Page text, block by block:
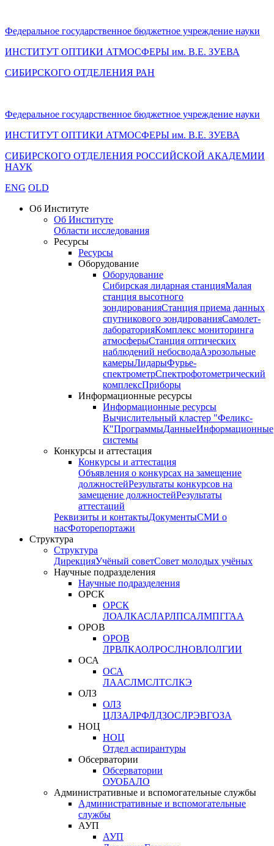
Федеральное государственное бюджетное учреждение науки
ИНСТИТУТ ОПТИКИ АТМОСФЕРЫ им. В.Е. ЗУЕВА
СИБИРСКОГО ОТДЕЛЕНИЯ РАН
Федеральное государственное бюджетное учреждение науки
ИНСТИТУТ ОПТИКИ АТМОСФЕРЫ им. В.Е. ЗУЕВА
СИБИРСКОГО ОТДЕЛЕНИЯ РОССИЙСКОЙ АКАДЕМИИ
НАУК
ENG OLD
Об Институте
Об Институте
Области исследования
Ресурсы
Ресурсы
Оборудование
Оборудование
Сибирская лидарная станцияМалая
станция высотного
зондированияСтанция приема данных
спутникового зондированияСамолет-
лабораторияКомплекс мониторинга
атмосферыСтанция оптических
наблюдений небосводаАэрозольные
камерыЛидарыФурье-
спектрометрСпектрофотометрический
комплексПриборы
Информационные ресурсы
Информационные ресурсы
Вычислительный кластер "Феликс-
К"ПрограммыДанныеИнформационные
системы
Конкурсы и аттестация
Конкурсы и аттестация
Объявления о конкурсах на замещение
должностейРезультаты конкурсов на
замещение должностейРезультаты
аттестаций
Реквизиты и контактыДокументыСМИ о
насФоторепортажи
Структура
Структура
ДирекцияУчёный советСовет молодых учёных
Научные подразделения
Научные подразделения
ОРСК
ОРСК
ЛОАЛКАСЛАРЛПСАЛМПГГАА
ОРОВ
ОРОВ
ЛРВЛКАОЛРОСЛНОВЛОЛГИИ
ОСА
ОСА
ЛААСЛМСЛТСЛКЭ
ОЛЗ
ОЛЗ
ЦЛЗАЛРФЛДЗОСЛРЭВГОЗА
НОЦ
НОЦ
Отдел аспирантуры
Обсерватории
Обсерватории
ОУОБАЛО
Административные и вспомогательные службы
Административные и вспомогательные
службы
АУП
АУП